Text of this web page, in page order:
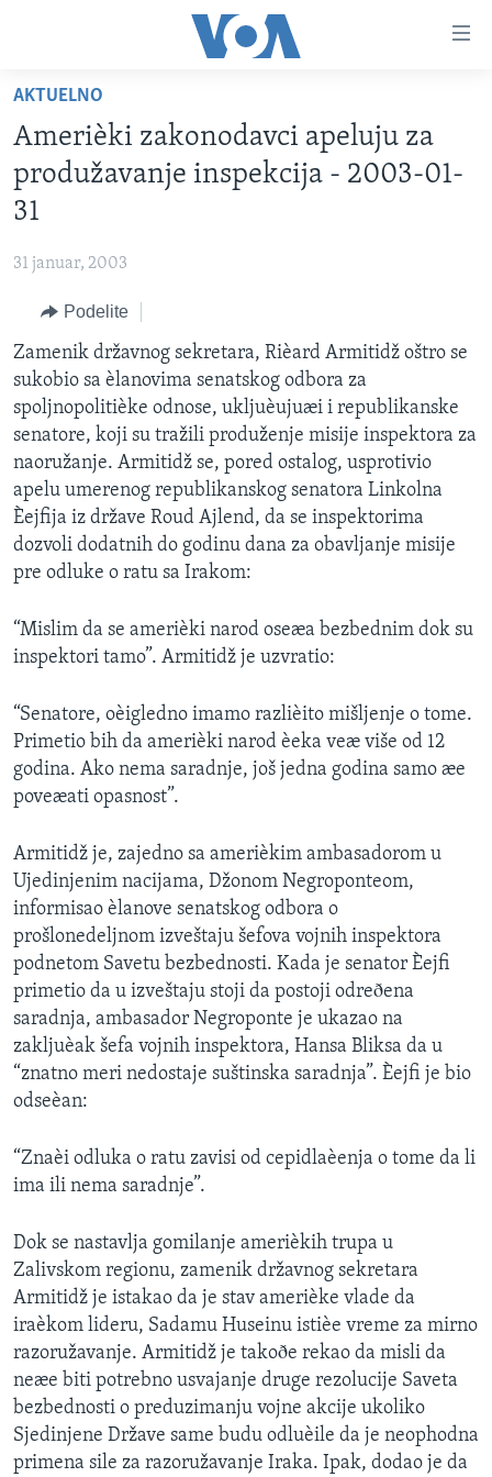
glavni
sadržaj
na
glavnu
Idi
pretragu
NASLOVNA
RUBRIKE
GLOBALNE TEME
EKONOMIJA
NAUKA I TEHNOLOGIJA
MEDICINA
KULTURA
DRUŠTVO
SPORT
INTERVJU
TV PROGRAM
IZ AMERIKE
Learning English
PRATITE NAS
Jezici
AKTUELNO
Amerièki zakonodavci apeluju za
produžavanje inspekcija - 2003-01-
31
31 januar, 2003
Podelite
Zamenik državnog sekretara, Rièard Armitidž oštro se
sukobio sa èlanovima senatskog odbora za
spoljnopolitièke odnose, ukljuèujuæi i republikanske
senatore, koji su tražili produženje misije inspektora za
naoružanje. Armitidž se, pored ostalog, usprotivio
apelu umerenog republikanskog senatora Linkolna
Èejfija iz države Roud Ajlend, da se inspektorima
dozvoli dodatnih do godinu dana za obavljanje misije
pre odluke o ratu sa Irakom:
“Mislim da se amerièki narod oseæa bezbednim dok su
inspektori tamo”. Armitidž je uzvratio:
“Senatore, oèigledno imamo razlièito mišljenje o tome.
Primetio bih da amerièki narod èeka veæ više od 12
godina. Ako nema saradnje, još jedna godina samo æe
poveæati opasnost”.
Armitidž je, zajedno sa amerièkim ambasadorom u
Ujedinjenim nacijama, Džonom Negroponteom,
informisao èlanove senatskog odbora o
prošlonedeljnom izveštaju šefova vojnih inspektora
podnetom Savetu bezbednosti. Kada je senator Èejfi
primetio da u izveštaju stoji da postoji odreðena
saradnja, ambasador Negroponte je ukazao na
zakljuèak šefa vojnih inspektora, Hansa Bliksa da u
“znatno meri nedostaje suštinska saradnja”. Èejfi je bio
odseèan:
“Znaèi odluka o ratu zavisi od cepidlaèenja o tome da li
ima ili nema saradnje”.
Dok se nastavlja gomilanje amerièkih trupa u
Zalivskom regionu, zamenik državnog sekretara
Armitidž je istakao da je stav amerièke vlade da
iraèkom lideru, Sadamu Huseinu istièe vreme za mirno
razoružavanje. Armitidž je takoðe rekao da misli da
neæe biti potrebno usvajanje druge rezolucije Saveta
bezbednosti o preduzimanju vojne akcije ukoliko
Sjedinjene Države same budu odluèile da je neophodna
primena sile za razoružavanje Iraka. Ipak, dodao je da